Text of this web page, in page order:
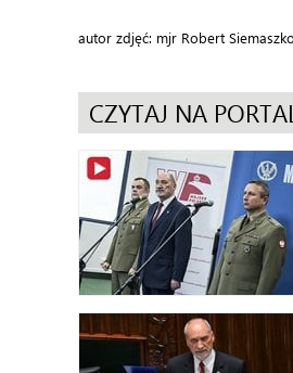
autor zdjęć: mjr Robert
CZYTAJ NA